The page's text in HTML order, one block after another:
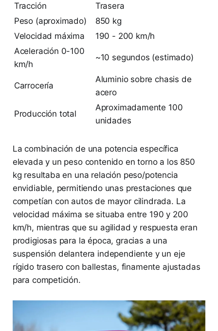
Tracción
Trasera
Peso (aproximado)
850 kg
Velocidad máxima
190 - 200 km/h
Aceleración 0-100
km/h
~10 segundos (estimado)
Carrocería
Aluminio sobre chasis de
acero
Producción total
Aproximadamente 100
unidades
La combinación de una potencia específica
elevada y un peso contenido en torno a los 850
kg resultaba en una relación peso/potencia
envidiable, permitiendo unas prestaciones que
competían con autos de mayor cilindrada. La
velocidad máxima se situaba entre 190 y 200
km/h, mientras que su agilidad y respuesta eran
prodigiosas para la época, gracias a una
suspensión delantera independiente y un eje
rígido trasero con ballestas, finamente ajustadas
para competición.